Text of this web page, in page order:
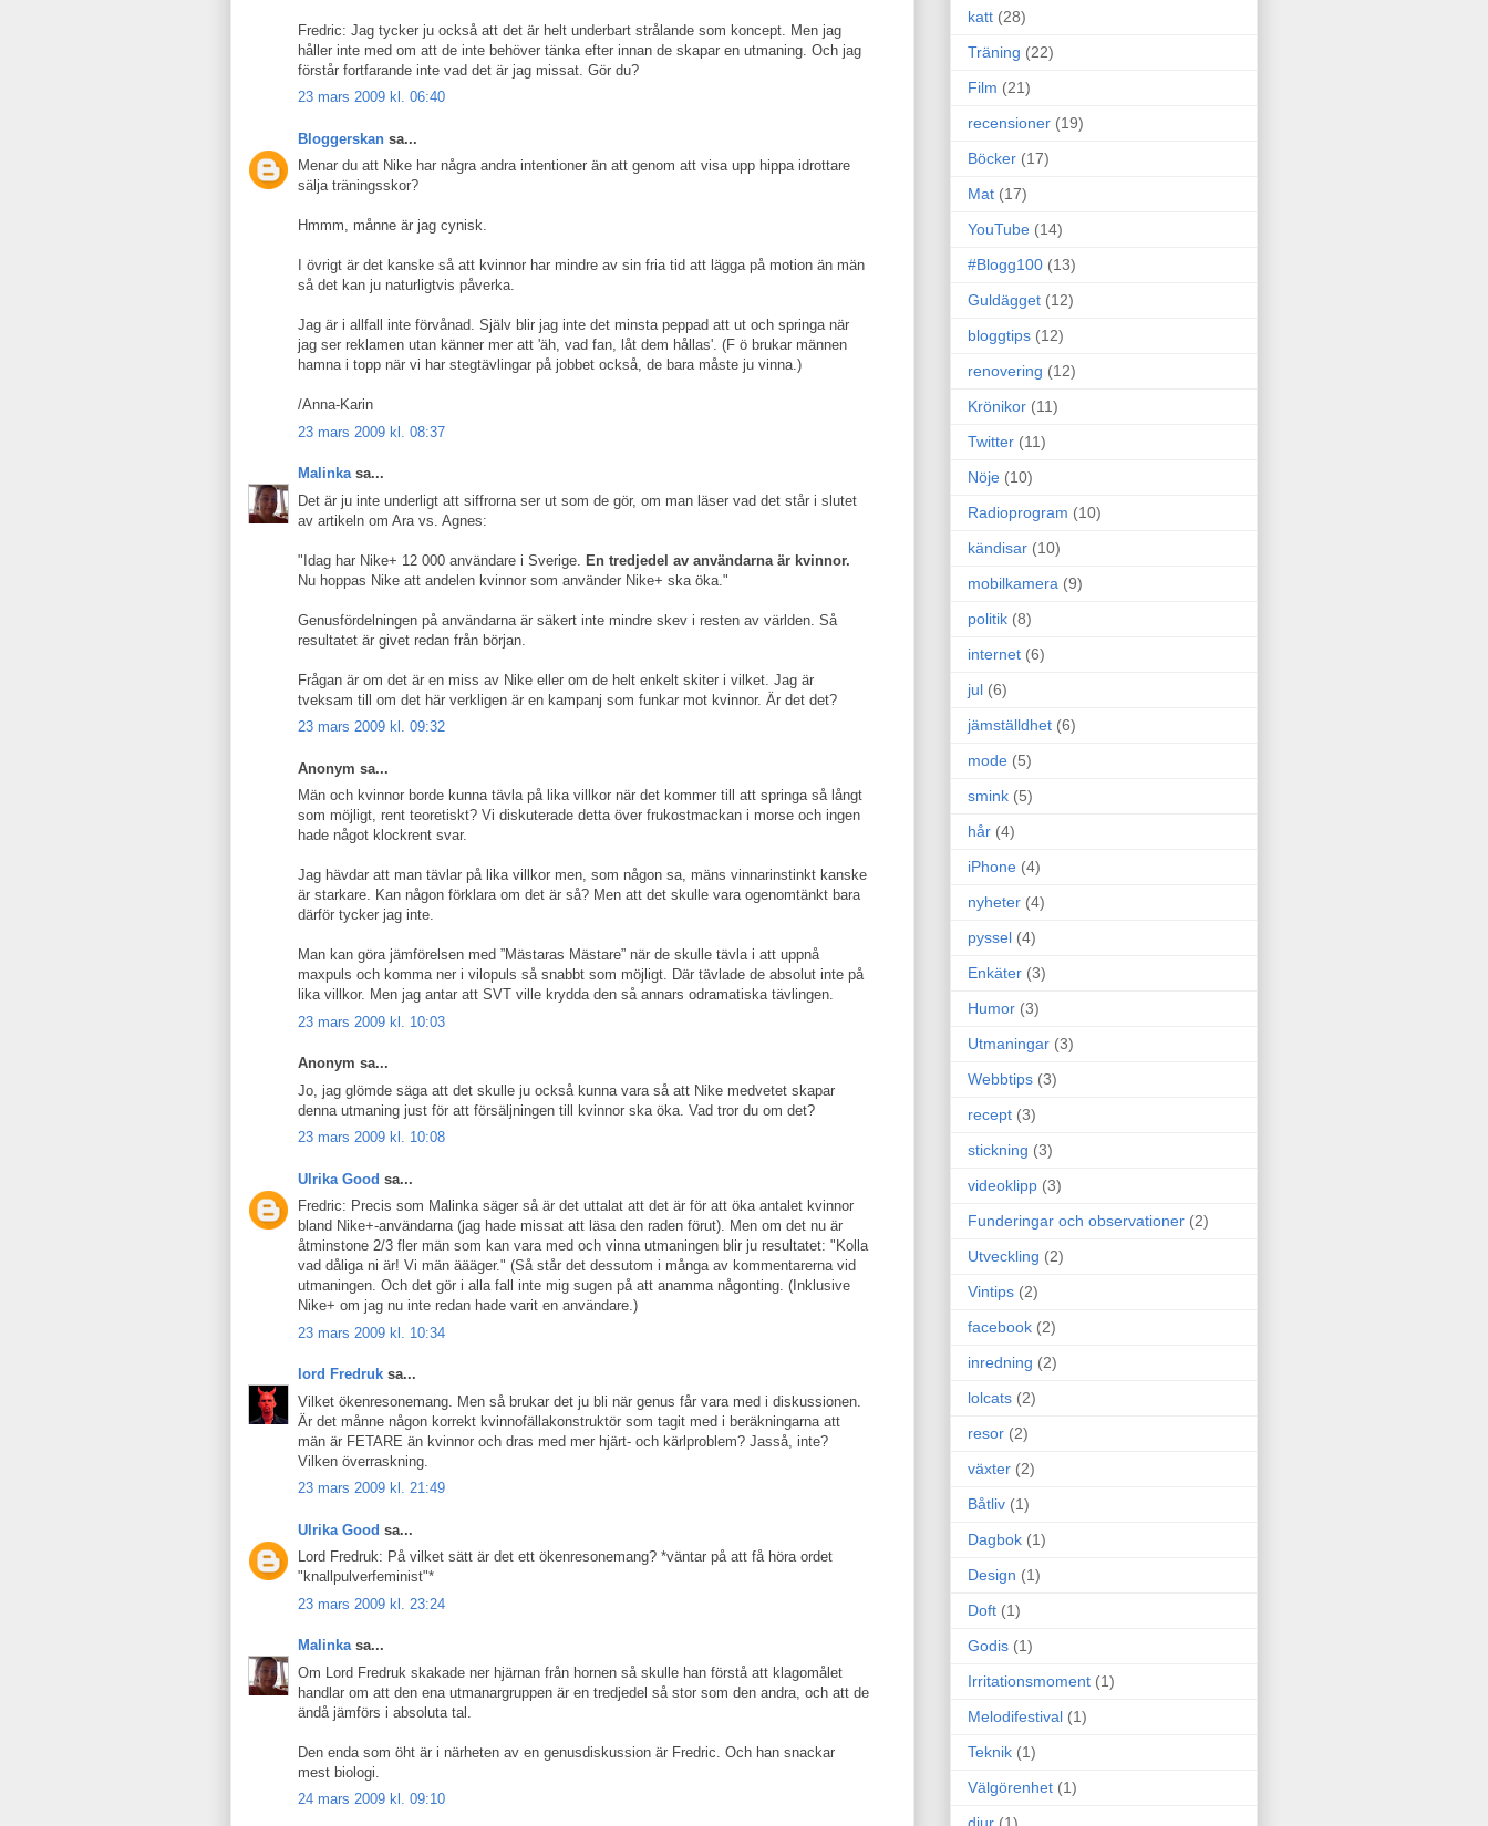
Fredric: Jag tycker ju också att det är helt underbart strålande som koncept. Men jag
håller inte med om att de inte behöver tänka efter innan de skapar en utmaning. Och jag
förstår fortfarande inte vad det är jag missat. Gör du?
23 mars 2009 kl. 06:40
Bloggerskan sa...
Menar du att Nike har några andra intentioner än att genom att visa upp hippa idrottare
sälja träningsskor?
Hmmm, månne är jag cynisk.
I övrigt är det kanske så att kvinnor har mindre av sin fria tid att lägga på motion än män
så det kan ju naturligtvis påverka.
Jag är i allfall inte förvånad. Själv blir jag inte det minsta peppad att ut och springa när
jag ser reklamen utan känner mer att 'äh, vad fan, låt dem hållas'. (F ö brukar männen
hamna i topp när vi har stegtävlingar på jobbet också, de bara måste ju vinna.)
/Anna-Karin
23 mars 2009 kl. 08:37
Malinkasa...
Det är ju inte underligt att siffrorna ser ut som de gör, om man läser vad det står i slutet
av artikeln om Ara vs. Agnes:
"Idag har Nike+ 12 000 användare i Sverige. En tredjedel av användarna är kvinnor.
Nu hoppas Nike att andelen kvinnor som använder Nike+ ska öka."
Genusfördelningen på användarna är säkert inte mindre skev i resten av världen. Så
resultatet är givet redan från början.
Frågan är om det är en miss av Nike eller om de helt enkelt skiter i vilket. Jag är
tveksam till om det här verkligen är en kampanj som funkar mot kvinnor. Är det det?
23 mars 2009 kl. 09:32
Anonym sa...
Män och kvinnor borde kunna tävla på lika villkor när det kommer till att springa så långt
som möjligt, rent teoretiskt? Vi diskuterade detta över frukostmackan i morse och ingen
hade något klockrent svar.
Jag hävdar att man tävlar på lika villkor men, som någon sa, mäns vinnarinstinkt kanske
är starkare. Kan någon förklara om det är så? Men att det skulle vara ogenomtänkt bara
därför tycker jag inte.
Man kan göra jämförelsen med ”Mästaras Mästare” när de skulle tävla i att uppnå
maxpuls och komma ner i vilopuls så snabbt som möjligt. Där tävlade de absolut inte på
lika villkor. Men jag antar att SVT ville krydda den så annars odramatiska tävlingen.
23 mars 2009 kl. 10:03
Anonym sa...
Jo, jag glömde säga att det skulle ju också kunna vara så att Nike medvetet skapar
denna utmaning just för att försäljningen till kvinnor ska öka. Vad tror du om det?
23 mars 2009 kl. 10:08
Ulrika Good sa...
Fredric: Precis som Malinka säger så är det uttalat att det är för att öka antalet kvinnor
bland Nike+-användarna (jag hade missat att läsa den raden förut). Men om det nu är
åtminstone 2/3 fler män som kan vara med och vinna utmaningen blir ju resultatet: "Kolla
vad dåliga ni är! Vi män äääger." (Så står det dessutom i många av kommentarerna vid
utmaningen. Och det gör i alla fall inte mig sugen på att anamma någonting. (Inklusive
Nike+ om jag nu inte redan hade varit en användare.)
23 mars 2009 kl. 10:34
lord Fredruk sa...
Vilket ökenresonemang. Men så brukar det ju bli när genus får vara med i diskussionen.
Är det månne någon korrekt kvinnofällakonstruktör som tagit med i beräkningarna att
män är FETARE än kvinnor och dras med mer hjärt- och kärlproblem? Jasså, inte?
Vilken överraskning.
23 mars 2009 kl. 21:49
Ulrika Good sa...
Lord Fredruk: På vilket sätt är det ett ökenresonemang? *väntar på att få höra ordet
"knallpulverfeminist"*
23 mars 2009 kl. 23:24
Malinkasa...
Om Lord Fredruk skakade ner hjärnan från hornen så skulle han förstå att klagomålet
handlar om att den ena utmanargruppen är en tredjedel så stor som den andra, och att de
ändå jämförs i absoluta tal.
Den enda som öht är i närheten av en genusdiskussion är Fredric. Och han snackar
mest biologi.
24 mars 2009 kl. 09:10
katt (28)
Träning (22)
Film (21)
recensioner (19)
Böcker (17)
Mat (17)
YouTube (14)
#Blogg100 (13)
Guldägget (12)
bloggtips (12)
renovering (12)
Krönikor (11)
Twitter (11)
Nöje (10)
Radioprogram (10)
kändisar (10)
mobilkamera (9)
politik (8)
internet (6)
jul (6)
jämställdhet (6)
mode (5)
smink (5)
hår (4)
iPhone (4)
nyheter (4)
pyssel (4)
Enkäter (3)
Humor (3)
Utmaningar (3)
Webbtips (3)
recept (3)
stickning (3)
videoklipp (3)
Funderingar och observationer (2)
Utveckling (2)
Vintips (2)
facebook (2)
inredning (2)
lolcats (2)
resor (2)
växter (2)
Båtliv (1)
Dagbok (1)
Design (1)
Doft (1)
Godis (1)
Irritationsmoment (1)
Melodifestival (1)
Teknik (1)
Välgörenhet (1)